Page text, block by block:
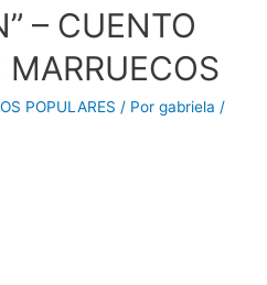
– CUENTO
POPULARES / Por gabriela /